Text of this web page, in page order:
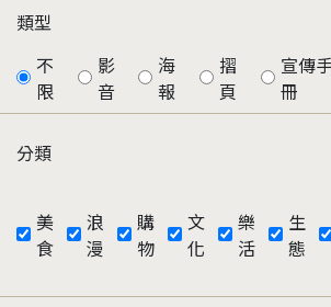
類型
不
限
影
音
海
報
摺
頁
宣傳
冊
分類
美
食
浪
漫
購
物
文
化
樂
活
生
態